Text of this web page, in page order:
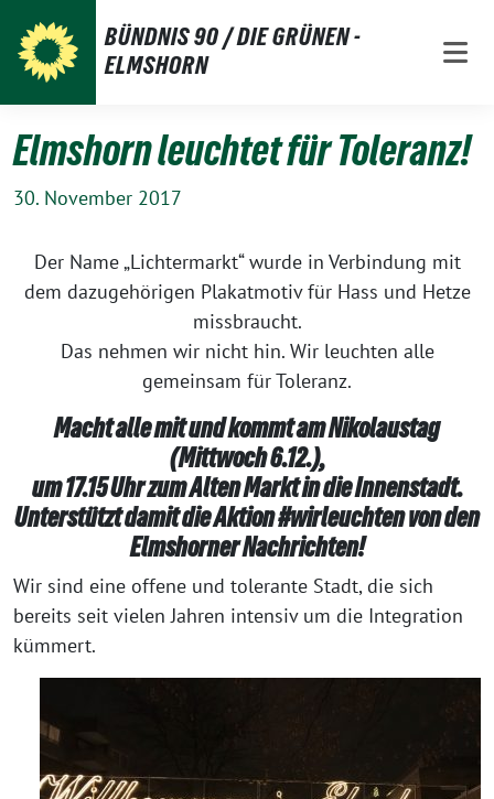
zum
Inhalt
BÜNDNIS 90 / DIE GRÜNEN -
ELMSHORN
Elmshorn leuchtet für Toleranz!
30. November 2017
Der Name „Lichtermarkt“ wurde in Verbindung mit
dem dazugehörigen Plakatmotiv für Hass und Hetze
missbraucht.
Das nehmen wir nicht hin. Wir leuchten alle
gemeinsam für Toleranz.
Macht alle mit und kommt am Nikolaustag
(Mittwoch 6.12.),
um 17.15 Uhr zum Alten Markt in die Innenstadt.
Unterstützt damit die Aktion #wirleuchten von den
Elmshorner Nachrichten!
Wir sind eine offene und tolerante Stadt, die sich
bereits seit vielen Jahren intensiv um die Integration
kümmert.